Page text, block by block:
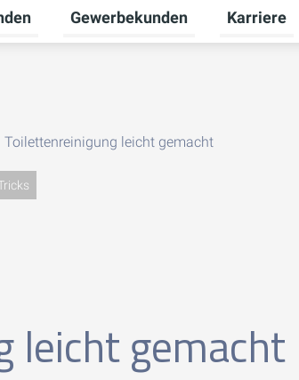
Untermenü für Privatkunden
Gewerbekunden Karriere
Toilettenreinigung leicht gemacht
leicht gemacht